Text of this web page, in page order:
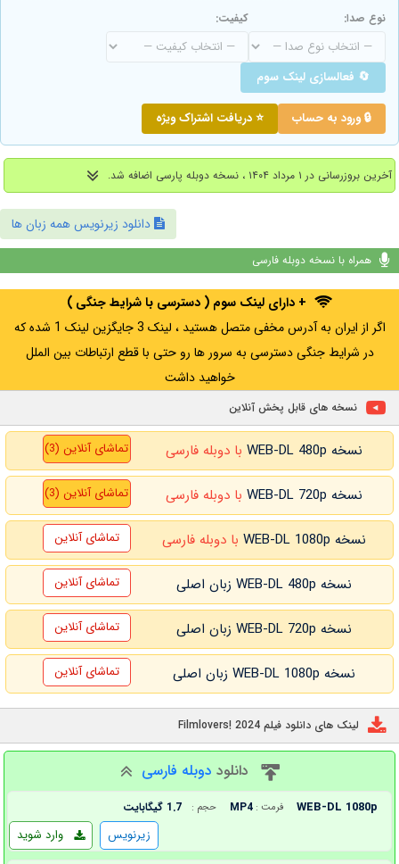
نوع صدا: کیفیت:
🔄 فعالسازی لینک سوم
🔒 ورود به حساب ⭐ دریافت اشتراک ویژه
آخرین بروزرسانی در ۱ مرداد ۱۴۰۴ ، نسخه دوبله پارسی اضافه شد.
دانلود زیرنویس همه زبان ها
همراه با نسخه دوبله فارسی
+ دارای لینک سوم ( دسترسی با شرایط جنگی )
اگر از ایران به آدرس مخفی متصل هستید ، لینک 3 جایگزین لینک 1 شده که
در شرایط جنگی دسترسی به سرور ها رو حتی با قطع ارتباطات بین الملل
خواهید داشت
نسخه های قابل پخش آنلاین
نسخه WEB-DL 480p با دوبله فارسی تماشای آنلاین (3)
نسخه WEB-DL 720p با دوبله فارسی تماشای آنلاین (3)
نسخه WEB-DL 1080p با دوبله فارسی تماشای آنلاین
نسخه WEB-DL 480p زبان اصلی تماشای آنلاین
نسخه WEB-DL 720p زبان اصلی تماشای آنلاین
نسخه WEB-DL 1080p زبان اصلی تماشای آنلاین
لینک های دانلود فیلم Filmlovers! 2024
دانلود دوبله فارسی
WEB-DL 1080p فرمت : MP4 حجم : 1.7 گیگابایت
وارد شوید زیرنویس